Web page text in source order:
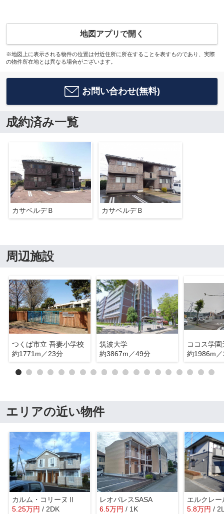
地図アプリで開く
※地図上に表示される物件の位置は付近住所に所在することを表すものであり、実際
の物件所在地とは異なる場合がございます。
お問い合わせ(無料)
成約済み一覧
カサベルデＢ カサベルデＢ
周辺施設
つくば市立 吾妻小学校
約1771m／23分
筑波大学
約3867m／49分
ココス学
約1986m
エリアの近い物件
カルム・コリーヌⅡ
5.25万円 / 2DK
レオパレスSASA
6.5万円 / 1K
エルクレー
5.8万円 /